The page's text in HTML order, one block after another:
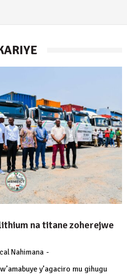
na titane zoherejwe
Nahimana -
y’agaciro mu gihugu